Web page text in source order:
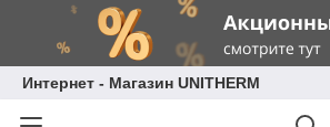
Интернет - Магазин UNITHERM